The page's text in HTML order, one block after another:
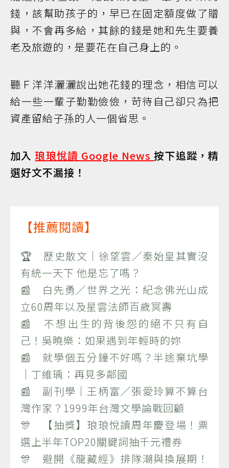
錢，該幫助孩子的，早已在固定額度做了贈
與，不會再多給，其餘的錢是她和先生要養
老及旅遊的，是要花在自己身上的。
聽Ｆ洋洋灑灑說出她花錢的理念，相信可以
給一些一輩子勤勤儉儉，苛待自己卻只為把
資產留給子孫的人一個省思。
加入琅琅悅讀 Google News按下追蹤，精
選好文不漏接！
【推薦閱讀】
🏆 歷史散文｜徐望雲／秦始皇其實沒
有統一天下 他是忘了嗎？
📰 白先勇／世界之光：紀念佛光山成
立60周年以及星雲法師百歲冥壽
📰 不想出生的背後怨的絕不只有自
己！吳曉樂：如果遇到年輕時的妳
📰 就學個五分鐘不好嗎？半途棄坑學
｜丁維瑀：再見多鄰國
📰 副刊學｜王柄富／張愛玲算不算台
灣作家？1999年台灣文學論戰回顧
🎊 【抽獎】琅琅悅讀周年慶登場！票
選上半年TOP20關鍵詞抽千元禮券
🎊 避開《龍藏經》排隊潮與換展期！